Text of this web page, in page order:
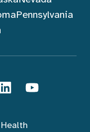
Pennsylvania
LinkedInYouTube